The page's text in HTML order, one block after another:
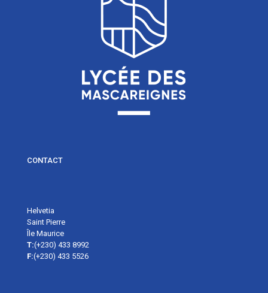
CONTACT
Helvetia
Saint Pierre
Île Maurice
T:(+230) 433 8992
F:(+230) 433 5526